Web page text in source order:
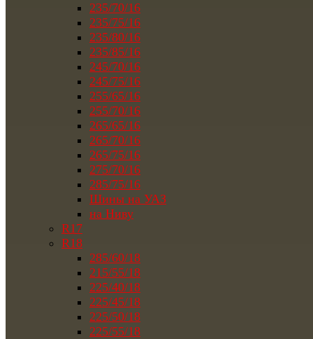
235/70/16
235/75/16
235/80/16
235/85/16
245/70/16
245/75/16
255/65/16
255/70/16
265/65/16
265/70/16
265/75/16
275/70/16
285/75/16
Шины на УАЗ
на Ниву
R17
R18
285/60/18
215/55/18
225/40/18
225/45/18
225/50/18
225/55/18